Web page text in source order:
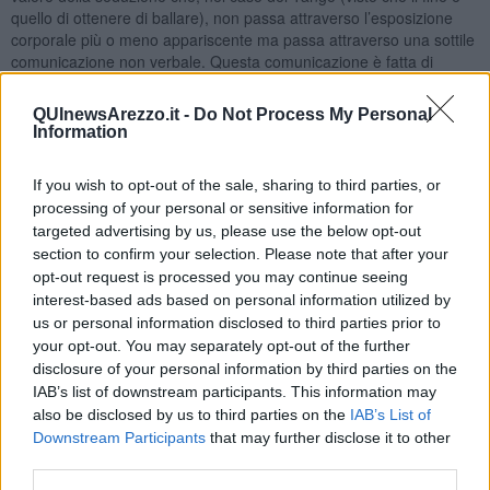
QUInewsArezzo.it - Do Not Process My Personal
Information
If you wish to opt-out of the sale, sharing to third parties, or
processing of your personal or sensitive information for
targeted advertising by us, please use the below opt-out
section to confirm your selection. Please note that after your
opt-out request is processed you may continue seeing
interest-based ads based on personal information utilized by
us or personal information disclosed to third parties prior to
your opt-out. You may separately opt-out of the further
disclosure of your personal information by third parties on the
IAB’s list of downstream participants. This information may
also be disclosed by us to third parties on the IAB’s List of
Downstream Participants that may further disclose it to other
quello di ottenere di ballare), non passa attraverso l’esposizione
corporale più o meno appariscente ma passa attraverso una sottile
comunicazione non verbale. Questa comunicazione è fatta di
Quello che dico alle mie allieve è: Donne… voletevi bene,
valorizzatevi, fatevi rispettare, siate orgogliose di essere donne,
ballerino o presunto tale che non sia garbato, pulito, educato prima,
durante e dopo il ballo. Gli dico anche… "quando vi invitano
(magari con l’intesa degli sguardi) non correte verso di lui,
aspettate che venga a prendervi e, semmai, cercate di pretendere
che vi accompagnino al vostro posto alla fine del turno di ballo”.
Alla luce di tutto questo e di questa magnifica conversazione avuta
con il maestro, adesso dico comunque, poiché voglio usare un
linguaggio più forte: “Donne se non ballate è colpa vostra!”.
Perciò le donne devono saper mirare, stare sedute come si
conviene alle donne tanguere fiere di esserlo, indipendentemente
dalla loro bravura, vestire bene che non vuol dire essere svestite e,
infine, se non siete belle e “gnocche”, soprattutto dovete essere